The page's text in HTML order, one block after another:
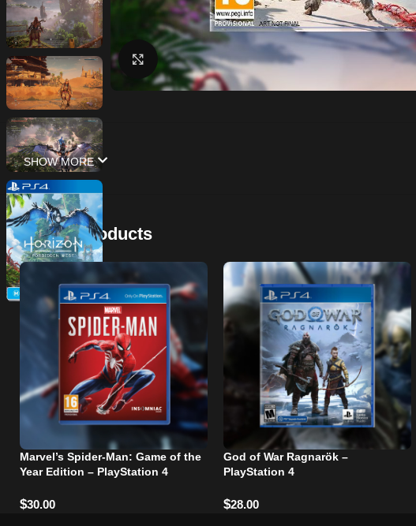
Click to enlarge
SHOW MORE
Related Products
Marvel’s Spider-Man: Game of the
Year Edition – PlayStation 4
$30.00
God of War Ragnarök –
PlayStation 4
$28.00